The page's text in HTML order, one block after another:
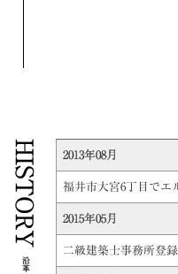
沿革
HISTORY 2013年08月
福井市大宮6丁目でエ
2015年05月
二級建築士事務所登録